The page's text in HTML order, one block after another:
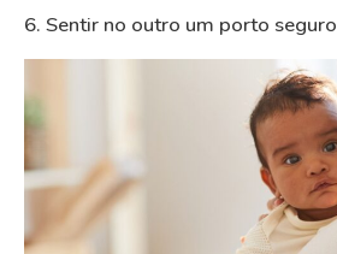
6. Sentir no outro um porto seguro